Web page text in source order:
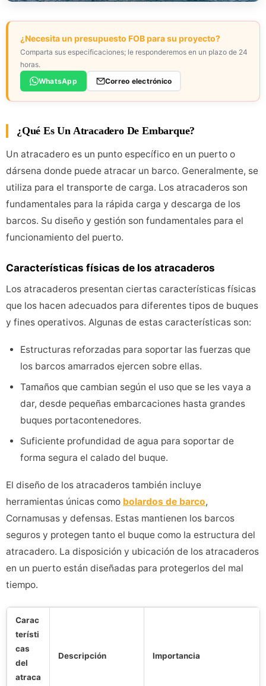
¿Necesita un presupuesto FOB para su proyecto?
Comparta sus especificaciones; le responderemos en un plazo de 24
horas.
WhatsApp
Correo electrónico
¿Qué Es Un Atracadero De Embarque?
Un atracadero es un punto específico en un puerto o
dársena donde puede atracar un barco. Generalmente, se
utiliza para el transporte de carga. Los atracaderos son
fundamentales para la rápida carga y descarga de los
barcos. Su diseño y gestión son fundamentales para el
funcionamiento del puerto.
Características físicas de los atracaderos
Los atracaderos presentan ciertas características físicas
que los hacen adecuados para diferentes tipos de buques
y fines operativos. Algunas de estas características son:
Estructuras reforzadas para soportar las fuerzas que
los barcos amarrados ejercen sobre ellas.
Tamaños que cambian según el uso que se les vaya a
dar, desde pequeñas embarcaciones hasta grandes
buques portacontenedores.
Suficiente profundidad de agua para soportar de
forma segura el calado del buque.
El diseño de los atracaderos también incluye
herramientas únicas como bolardos de barco,
Cornamusas y defensas. Estas mantienen los barcos
seguros y protegen tanto el buque como la estructura del
atracadero. La disposición y ubicación de los atracaderos
en un puerto están diseñadas para protegerlos del mal
tiempo.
Carac
terísti
cas
del
atraca
Descripción Importancia